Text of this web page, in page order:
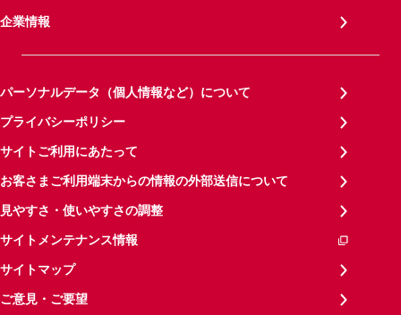
企業情報
パーソナルデータ（個人情報など）について
プライバシーポリシー
サイトご利用にあたって
お客さまご利用端末からの情報の外部送信について
見やすさ・使いやすさの調整
サイトメンテナンス情報
サイトマップ
ご意見・ご要望